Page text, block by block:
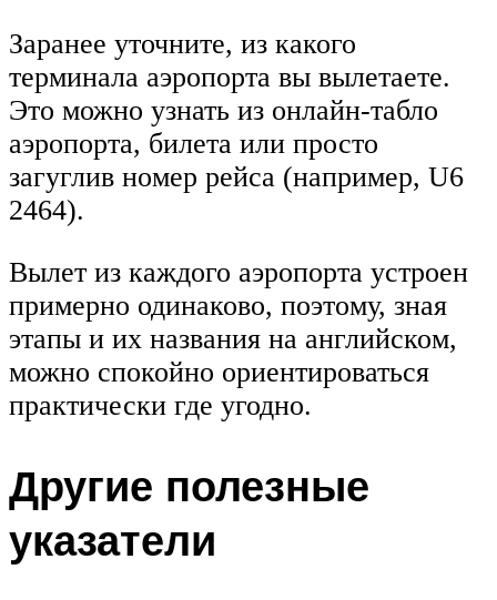
Заранее уточните, из какого
терминала аэропорта вы вылетаете.
Это можно узнать из онлайн-табло
аэропорта, билета или просто
загуглив номер рейса (например, U6
2464).
Вылет из каждого аэропорта устроен
примерно одинаково, поэтому, зная
этапы и их названия на английском,
можно спокойно ориентироваться
практически где угодно.
Другие полезные
указатели